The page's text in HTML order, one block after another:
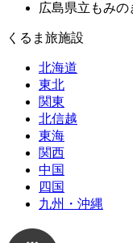
広島県立もみ
くるま旅施設
北海道
東北
関東
北信越
東海
関西
中国
四国
九州・沖縄